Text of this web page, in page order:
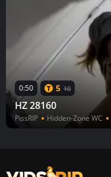
0:50 5 10
HZ 28160
PissRIP Hidden-Zone WC